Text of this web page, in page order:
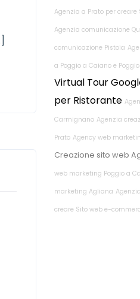
Agenzia a Prato per
Agenzia comunicazione
comunicazione Pistoia
a Poggio a Caiano e
Virtual Tour
per Ristorante
Carmignano Agenzia
Prato Agency web
Creazione sito web
web marketing Poggio a
marketing Agliana
creare Sito web e-